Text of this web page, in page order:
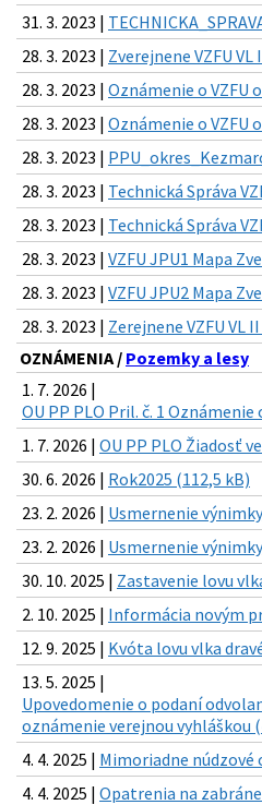
31. 3. 2023 |
28. 3. 2023 | Zverejnene VZFU VL
28. 3. 2023 | Oznámenie o VZFU
28. 3. 2023 | Oznámenie o VZFU
28. 3. 2023 |
28. 3. 2023 | Technická Správa
28. 3. 2023 | Technická Správa
28. 3. 2023 | VZFU JPU1 Mapa
28. 3. 2023 | VZFU JPU2 Mapa
28. 3. 2023 | Zerejnene VZFU VL
OZNÁMENIA / Pozemky a lesy
1. 7. 2026 |
OU PP PLO Pril. č. 1
1. 7. 2026 | OU PP PLO Žiadosť
30. 6. 2026 | Rok2025 (112,5 kB)
23. 2. 2026 | Usmernenie
23. 2. 2026 | Usmernenie
30. 10. 2025 | Zastavenie lovu
2. 10. 2025 | Informácia novým
12. 9. 2025 | Kvóta lovu vlka
13. 5. 2025 |
Upovedomenie o podaní
oznámenie verejnou vyhláškou
4. 4. 2025 | Mimoriadne núdzové
4. 4. 2025 | Opatrenia na